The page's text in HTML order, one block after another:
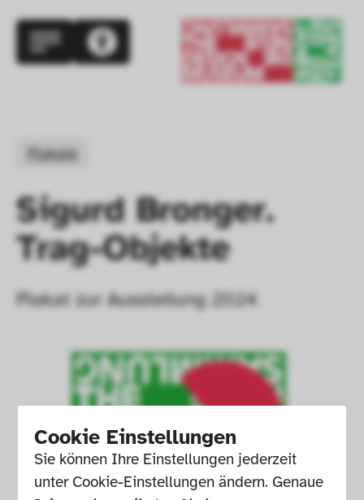
Cookie Einstellungen
Sie können Ihre Einstellungen jederzeit
unter Cookie-Einstellungen ändern. Genaue
Plakate
Sigurd Bronger.
Trag-Objekte
Plakat zur Ausstellung 2024